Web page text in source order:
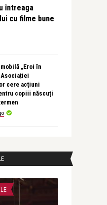
întreaga
cu filme bune
„Eroi în
Asociației
cere acțiuni
copiii născuți